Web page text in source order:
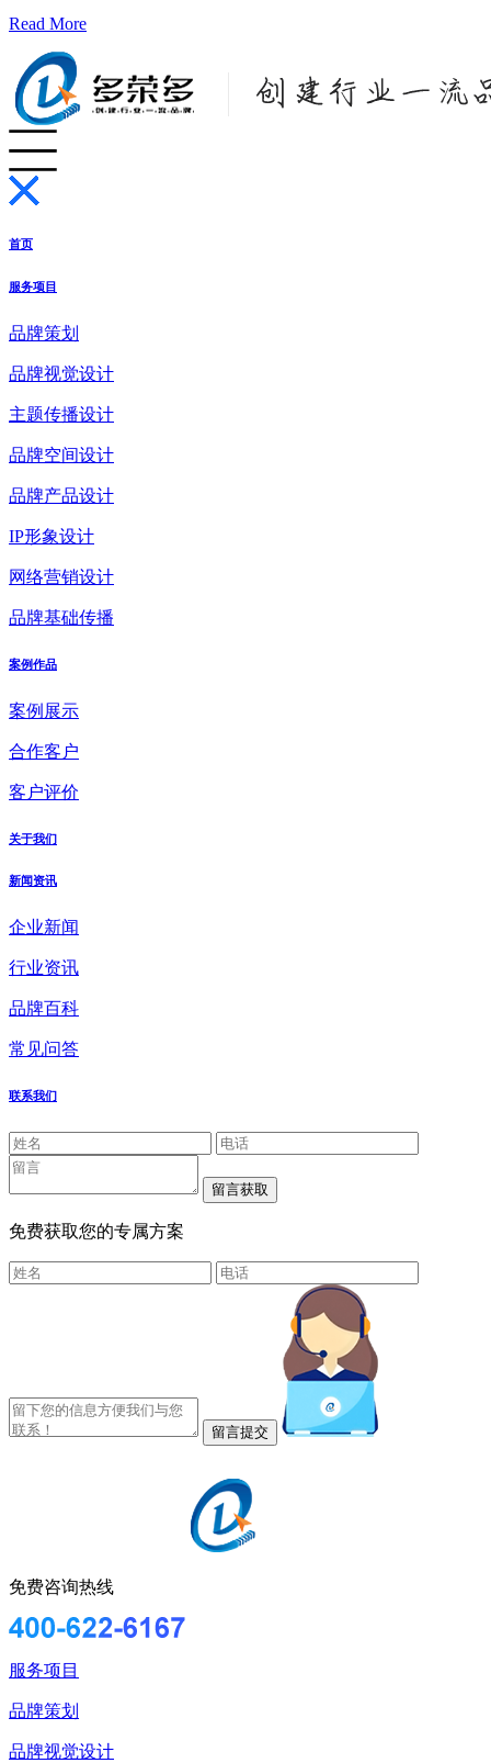
Read More
首页
服务项目
品牌策划
品牌视觉设计
主题传播设计
品牌空间设计
品牌产品设计
IP形象设计
网络营销设计
品牌基础传播
案例作品
案例展示
合作客户
客户评价
关于我们
新闻资讯
企业新闻
行业资讯
品牌百科
常见问答
联系我们
免费获取您的专属方案
免费咨询热线
服务项目
品牌策划
品牌视觉设计